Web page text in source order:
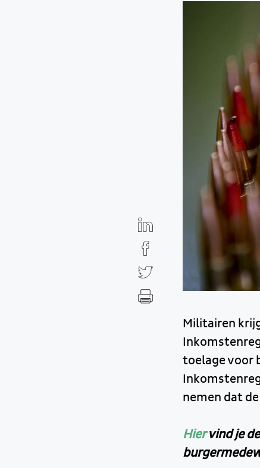
Militairen
toelage voor
nemen dat
Hiervind je